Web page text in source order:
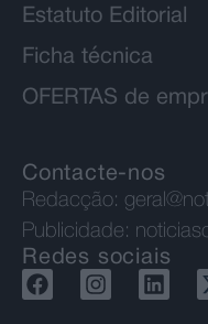
Estatuto Editorial
Ficha técnica
OFERTAS de
Contacte-nos
Redacção:
Publicidade:
Redes sociais